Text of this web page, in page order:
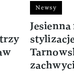
Newsy